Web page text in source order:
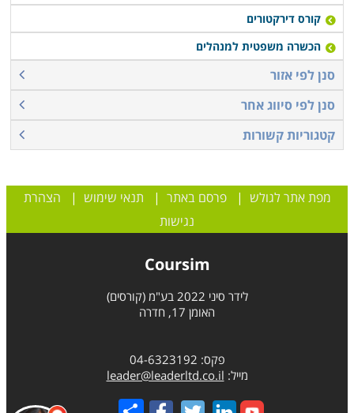
קורס דירקטורים
הכשרה משפטית למנהלים
סנן לפי אזור
סנן לפי סיווג אחר
קטגוריות קשורות
מפת אתר לגולש |פרסם באתר | תנאי שימוש | הצהרת
נגישות
Coursim
לידר סיני 2022 בע"מ (קורסים)
האומן 17, חדרה
פקס: 04-6323192
מייל: leader@leaderltd.co.il
Share